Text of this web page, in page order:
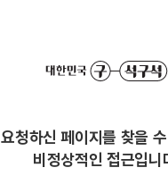
요청하신 페이지를 찾을
비정상적인 접근입니